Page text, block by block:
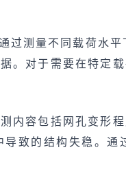
过测量不同载荷水
。对于需要在特定
内容包括网孔变形
致的结构失稳。